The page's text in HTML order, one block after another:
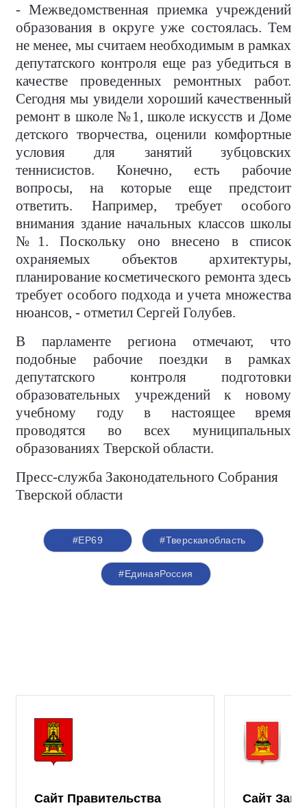
- Межведомственная приемка учреждений
образования в округе уже состоялась. Тем
не менее, мы считаем необходимым в рамках
депутатского контроля еще раз убедиться в
качестве проведенных ремонтных работ.
Сегодня мы увидели хороший качественный
ремонт в школе №1, школе искусств и Доме
детского творчества, оценили комфортные
условия для занятий зубцовских
теннисистов. Конечно, есть рабочие
вопросы, на которые еще предстоит
ответить. Например, требует особого
внимания здание начальных классов школы
№1. Поскольку оно внесено в список
охраняемых объектов архитектуры,
планирование косметического ремонта здесь
требует особого подхода и учета множества
нюансов, - отметил Сергей Голубев.
В парламенте региона отмечают, что
подобные рабочие поездки в рамках
депутатского контроля подготовки
образовательных учреждений к новому
учебному году в настоящее время
проводятся во всех муниципальных
образованиях Тверской области.
Пресс-служба Законодательного Собрания
Тверской области
#ЕР69 #Тверскаяобласть
#ЕдинаяРоссия
Сайт Правительства
Сайт